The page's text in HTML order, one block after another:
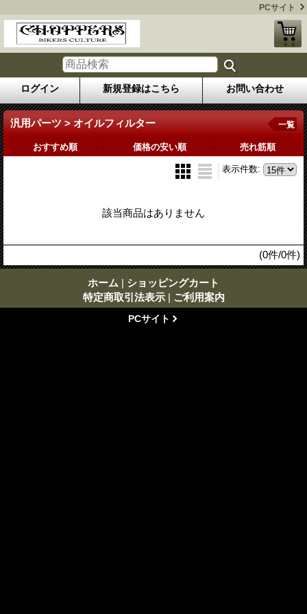
PCサイト
ログイン 新規登録はこちら お問い合わせ
汎用パーツ > オイルフィルター 一覧
おすすめ順 価格の安い順 売れ筋順
表示件数:
該当商品はありません
(0件/0件)
ホーム | ショッピングカート
特定商取引法表示 | ご利用案内
PCサイト